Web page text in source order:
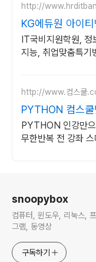
http://
KG에듀원 아이
력전문가 IT취업
IT국비지원학원, 정
지능, 취업맞춤특기
http://www.컴스쿨
PYTHON 컴스쿨
시 기프티콘!
PYTHON 인강만
무한반복 전 강좌
snoopybox
컴퓨터, 윈도우, 리눅스,
그램, 동영상
구독하기